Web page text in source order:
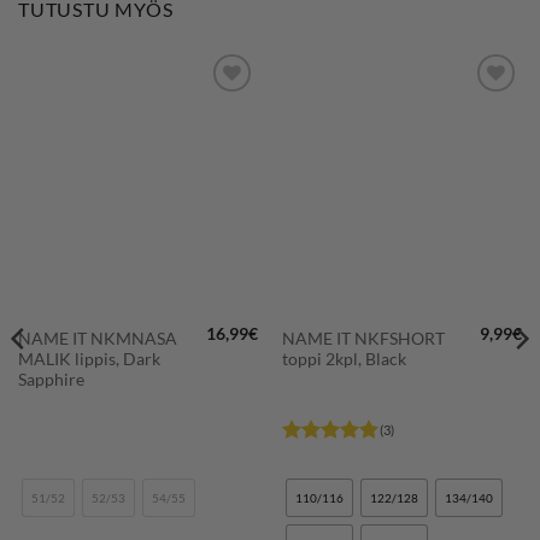
TUTUSTU MYÖS
NAME IT NKMNASA
MALIK lippis, Dark
Sapphire
16,99€
51/52 52/53 54/55
NAME IT NKFSHORT
toppi 2kpl, Black
tuotteesta:5
/ 5
(3)
9,99€
110/116 122/128 134/140